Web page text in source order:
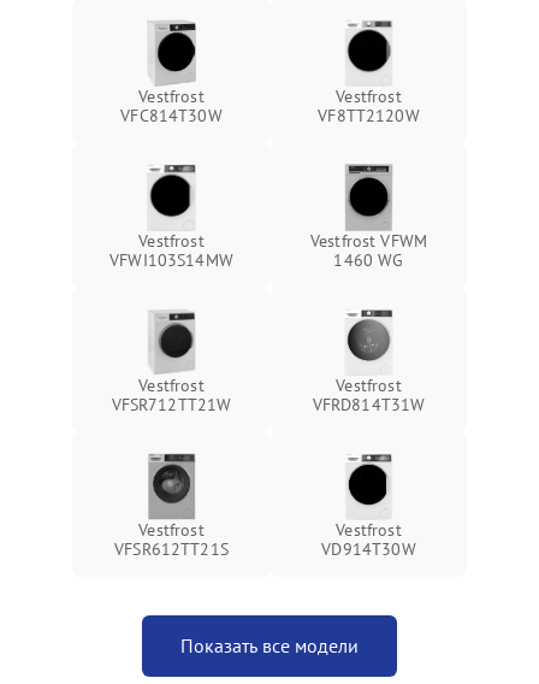
Vestfrost
VFC814T30W
Vestfrost
VF8TT2120W
Vestfrost
VFWI103S14MW
Vestfrost VFWM
1460 WG
Vestfrost
VFSR712TT21W
Vestfrost
VFRD814T31W
Vestfrost
VFSR612TT21S
Vestfrost
VD914T30W
Показать все модели